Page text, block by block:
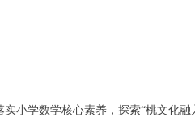
实小学数学核心素养，探索“桃文化融